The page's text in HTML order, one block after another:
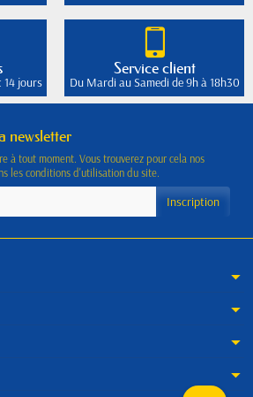
14 jours
Service client
Du Mardi au Samedi de 9h à 18h30
newsletter
à tout moment. Vous trouverez pour cela nos
les conditions d'utilisation du site.